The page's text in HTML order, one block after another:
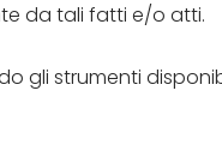
da tali fatti e/o atti.
gli strumenti